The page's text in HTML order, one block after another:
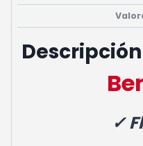
Descripción
✓